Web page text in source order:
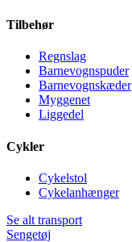
Tilbehør
Regnslag
Barnevognspuder
Barnevognskæder
Myggenet
Liggedel
Cykler
Cykelstol
Cykelanhænger
Se alt transport
Sengetøj